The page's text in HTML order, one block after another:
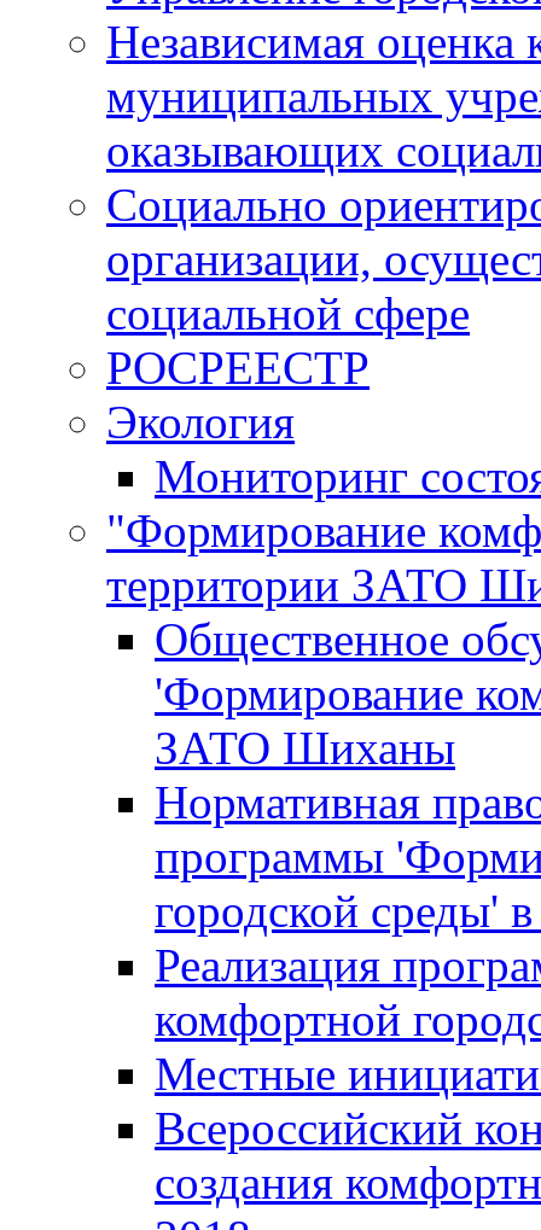
Независимая оценка
муниципальных
оказывающих
Социально
организации,
социальной сфере
РОСРЕЕСТР
Экология
Мониторинг
"Формирование
территории ЗАТО
Общественное
'Формирование
ЗАТО Шиханы
Нормативная
программы
городской
Реализация
комфортной
Местные
Всероссийский
создания